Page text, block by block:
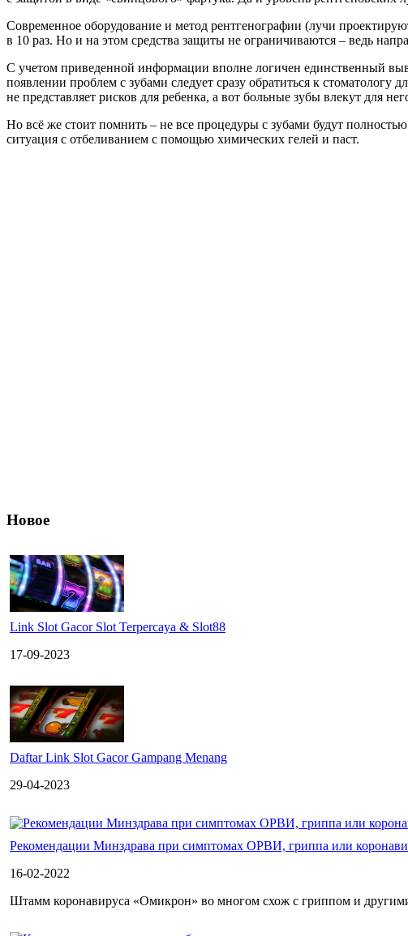
Современное оборудование и метод рентгенографии (лучи
в 10 раз. Но и на этом средства защиты не ограничиваются – ведь
С учетом приведенной информации вполне логичен единственный
появлении проблем с зубами следует сразу обратиться к
не представляет рисков для ребенка, а вот больные зубы влекут для
Но всё же стоит помнить – не все процедуры с зубами будут
ситуация с отбеливанием с помощью химических гелей и паст.
Новое
Link Slot Gacor Slot Terpercaya & Slot88
17-09-2023
Daftar Link Slot Gacor Gampang Menang
29-04-2023
Рекомендации Минздрава при симптомах ОРВИ, гриппа или
16-02-2022
Штамм коронавируса «Омикрон» во многом схож с гриппом и